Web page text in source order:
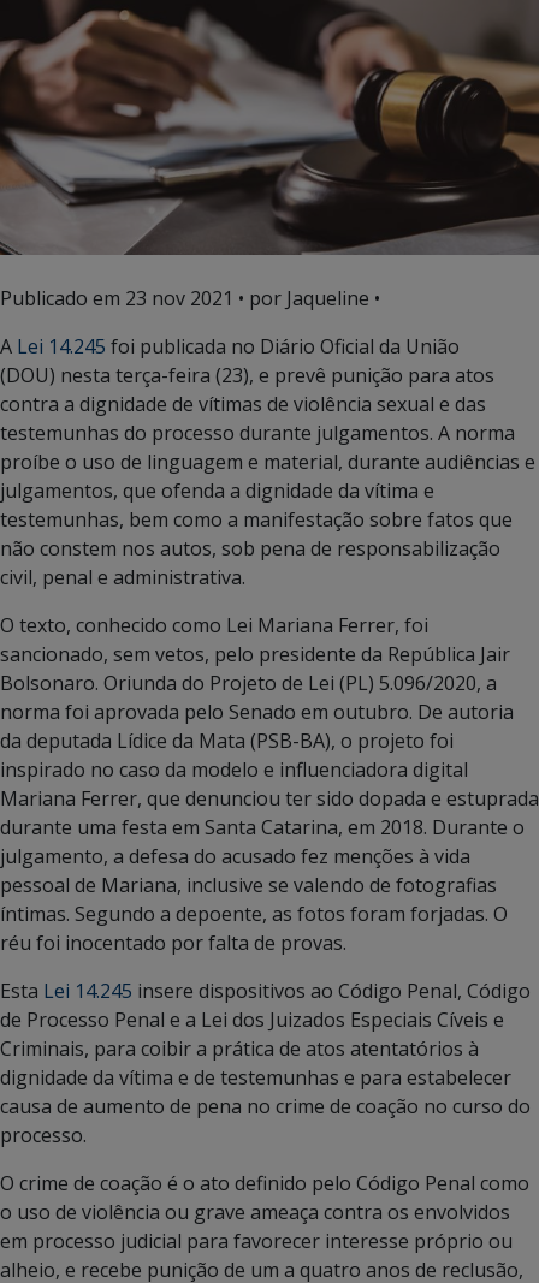
Publicado em 23 nov 2021 • por Jaqueline •
A Lei 14.245 foi publicada no Diário Oficial da União
(DOU) nesta terça-feira (23), e prevê punição para atos
contra a dignidade de vítimas de violência sexual e das
testemunhas do processo durante julgamentos. A norma
proíbe o uso de linguagem e material, durante audiências e
julgamentos, que ofenda a dignidade da vítima e
testemunhas, bem como a manifestação sobre fatos que
não constem nos autos, sob pena de responsabilização
civil, penal e administrativa.
O texto, conhecido como Lei Mariana Ferrer, foi
sancionado, sem vetos, pelo presidente da República Jair
Bolsonaro. Oriunda do Projeto de Lei (PL) 5.096/2020, a
norma foi aprovada pelo Senado em outubro. De autoria
da deputada Lídice da Mata (PSB-BA), o projeto foi
inspirado no caso da modelo e influenciadora digital
Mariana Ferrer, que denunciou ter sido dopada e estuprada
durante uma festa em Santa Catarina, em 2018. Durante o
julgamento, a defesa do acusado fez menções à vida
pessoal de Mariana, inclusive se valendo de fotografias
íntimas. Segundo a depoente, as fotos foram forjadas. O
réu foi inocentado por falta de provas.
Esta Lei 14.245 insere dispositivos ao Código Penal, Código
de Processo Penal e a Lei dos Juizados Especiais Cíveis e
Criminais, para coibir a prática de atos atentatórios à
dignidade da vítima e de testemunhas e para estabelecer
causa de aumento de pena no crime de coação no curso do
processo.
O crime de coação é o ato definido pelo Código Penal como
o uso de violência ou grave ameaça contra os envolvidos
em processo judicial para favorecer interesse próprio ou
alheio, e recebe punição de um a quatro anos de reclusão,